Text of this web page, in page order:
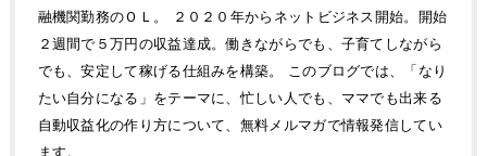
融機関勤務のＯＬ。 ２０２０年からネットビジネス開始。開始
２週間で５万円の収益達成。働きながらでも、子育てしながら
でも、安定して稼げる仕組みを構築。 このブログでは、「なり
たい自分になる」をテーマに、忙しい人でも、ママでも出来る
自動収益化の作り方について、無料メルマガで情報発信してい
ます。